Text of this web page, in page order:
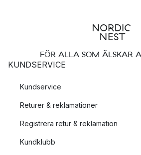
FÖR ALLA SOM ÄLSKAR
KUNDSERVICE
Kundservice
Returer & reklamationer
Registrera retur & reklamation
Kundklubb